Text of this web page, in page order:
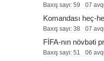
Baxış sayı: 59 07
Komandası heç-
Baxış sayı: 38 07
FİFA-nın növbəti
Baxış sayı: 51 06